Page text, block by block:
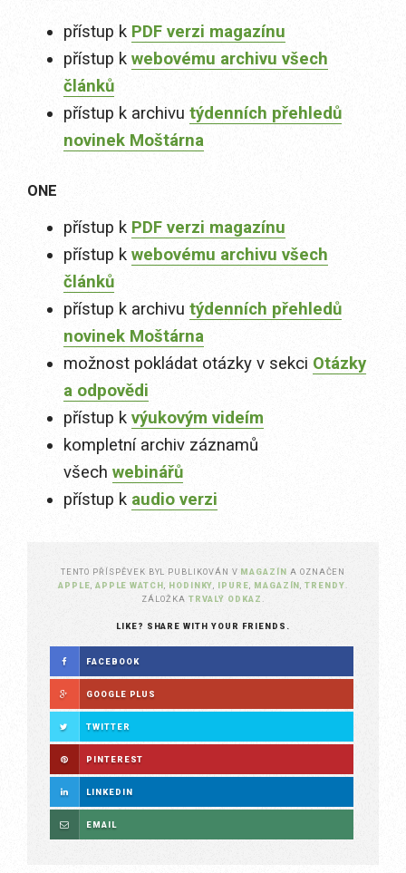
přístup k PDF verzi magazínu
přístup k webovému archivu všech
článků
přístup k archivu týdenních přehledů
novinek Moštárna
ONE
přístup k PDF verzi magazínu
přístup k webovému archivu všech
článků
přístup k archivu týdenních přehledů
novinek Moštárna
možnost pokládat otázky v sekci Otázky
a odpovědi
přístup k výukovým videím
kompletní archiv záznamů
všech webinářů
přístup k audio verzi
TENTO PŘÍSPĚVEK BYL PUBLIKOVÁN V MAGAZÍN A OZNAČEN
APPLE APPLE WATCH HODINKY IPURE MAGAZÍN ,TRENDY
ZÁLOŽKA TRVALÝ ODKAZ
LIKE? SHARE WITH YOUR FRIENDS.
FACEBOOK
GOOGLE PLUS
TWITTER
PINTEREST
LINKEDIN
EMAIL